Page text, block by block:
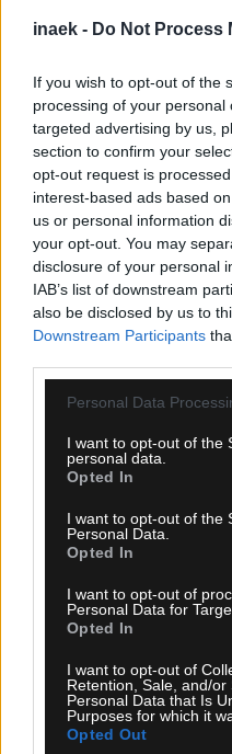
inaek - Do Not Process
If you wish to opt-out of the
processing of your
targeted advertising by us,
section to confirm your
opt-out request is
interest-based ads based
us or personal information
your opt-out. You may
disclosure of your personal
IAB’s list of downstream
also be disclosed by us to
Downstream Participants
Please note that this
not limited to your visit or
grant or deny consent to
use your data for below
consent section.
Personal Data
I want to opt-out of the
personal data.
Opted In
I want to opt-out of the
Personal Data.
Opted In
I want to opt-out of
Personal Data for
Opted In
I want to opt-out of
Retention, Sale, and/or
Personal Data that Is
Purposes for which it
Opted Out
Μονομελές Πειθαρχικό
περιστατικών που
ΑΕΚ…
Δείτε Περισσότερα
Ροή